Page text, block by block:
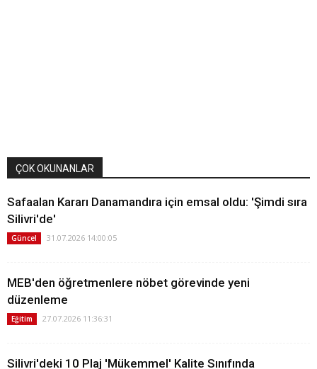
ÇOK OKUNANLAR
Safaalan Kararı Danamandıra için emsal oldu: 'Şimdi sıra
Silivri'de'
Güncel 31.07.2026 14:00:05
MEB'den öğretmenlere nöbet görevinde yeni
düzenleme
Eğitim 27.07.2026 11:36:31
Silivri'deki 10 Plaj 'Mükemmel' Kalite Sınıfında